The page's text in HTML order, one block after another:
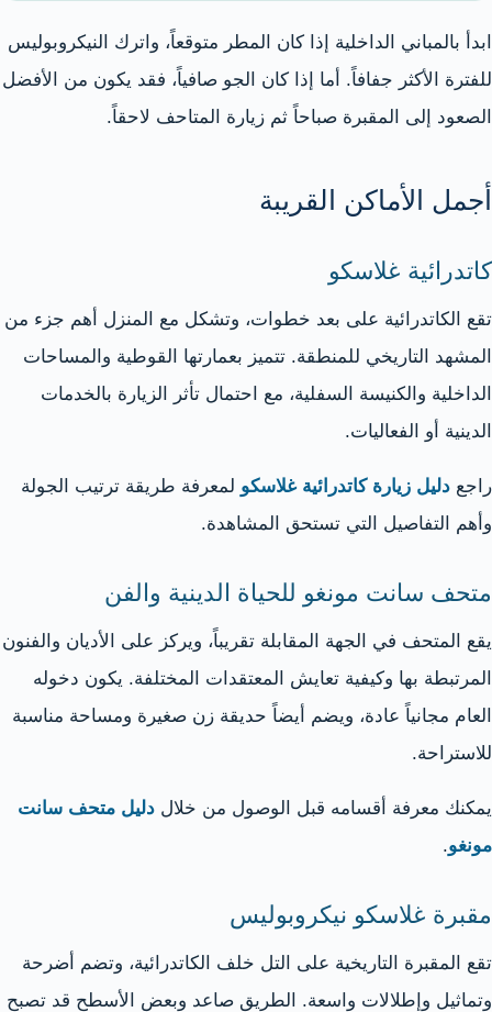
ابدأ بالمباني الداخلية إذا كان المطر متوقعاً، واترك النيكروبوليس
للفترة الأكثر جفافاً. أما إذا كان الجو صافياً، فقد يكون من الأفضل
الصعود إلى المقبرة صباحاً ثم زيارة المتاحف لاحقاً.
أجمل الأماكن القريبة
كاتدرائية غلاسكو
تقع الكاتدرائية على بعد خطوات، وتشكل مع المنزل أهم جزء من
المشهد التاريخي للمنطقة. تتميز بعمارتها القوطية والمساحات
الداخلية والكنيسة السفلية، مع احتمال تأثر الزيارة بالخدمات
الدينية أو الفعاليات.
راجع دليل زيارة كاتدرائية غلاسكو لمعرفة طريقة ترتيب الجولة
وأهم التفاصيل التي تستحق المشاهدة.
متحف سانت مونغو للحياة الدينية والفن
يقع المتحف في الجهة المقابلة تقريباً، ويركز على الأديان والفنون
المرتبطة بها وكيفية تعايش المعتقدات المختلفة. يكون دخوله
العام مجانياً عادة، ويضم أيضاً حديقة زن صغيرة ومساحة مناسبة
للاستراحة.
يمكنك معرفة أقسامه قبل الوصول من خلال دليل متحف سانت
مونغو.
مقبرة غلاسكو نيكروبوليس
تقع المقبرة التاريخية على التل خلف الكاتدرائية، وتضم أضرحة
وتماثيل وإطلالات واسعة. الطريق صاعد وبعض الأسطح قد تصبح